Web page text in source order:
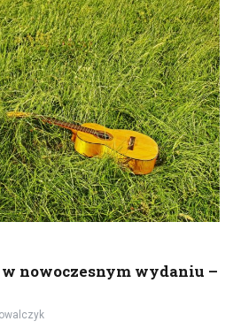
nowoczesnym wydaniu –